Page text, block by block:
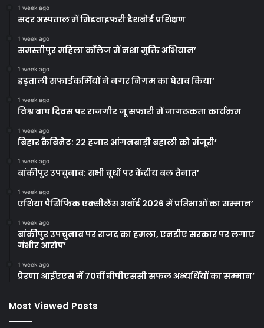
1 week ago
सदर अस्पताल में मिडवाइफरी डैशबोर्ड प्रशिक्षण
1 week ago
समस्तीपुर महिला कॉलेज में नशा मुक्ति अभियान’
1 week ago
हड़ताली सफाईकर्मियों ने नगर निगम का घेराव किया’
1 week ago
विश्व बाघ दिवस पर राजगीर जू सफारी में जागरूकता कार्यक्रम
1 week ago
बिहार कैबिनेट: 22 हजार आंगनबाड़ी बहाली को मंजूरी’
1 week ago
बांकीपुर उपचुनाव: सभी बूथों पर केंद्रीय बल तैनात’
1 week ago
एशिया पैसिफिक एक्सीलेंस अवॉर्ड 2026 में प्रतिभाओं का सम्मान’
1 week ago
बांकीपुर उपचुनाव पर राजद का हमला, एनडीए सरकार पर लगाए
गंभीर आरोप’
1 week ago
प्रेरणा आईएएस में 70वीं बीपीएससी सफल अभ्यर्थियों का सम्मान’
Most Viewed Posts